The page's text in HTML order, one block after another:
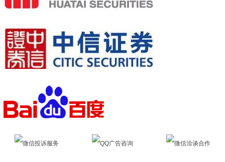
微信投诉服务 QQ广告咨询 微信洽谈合作